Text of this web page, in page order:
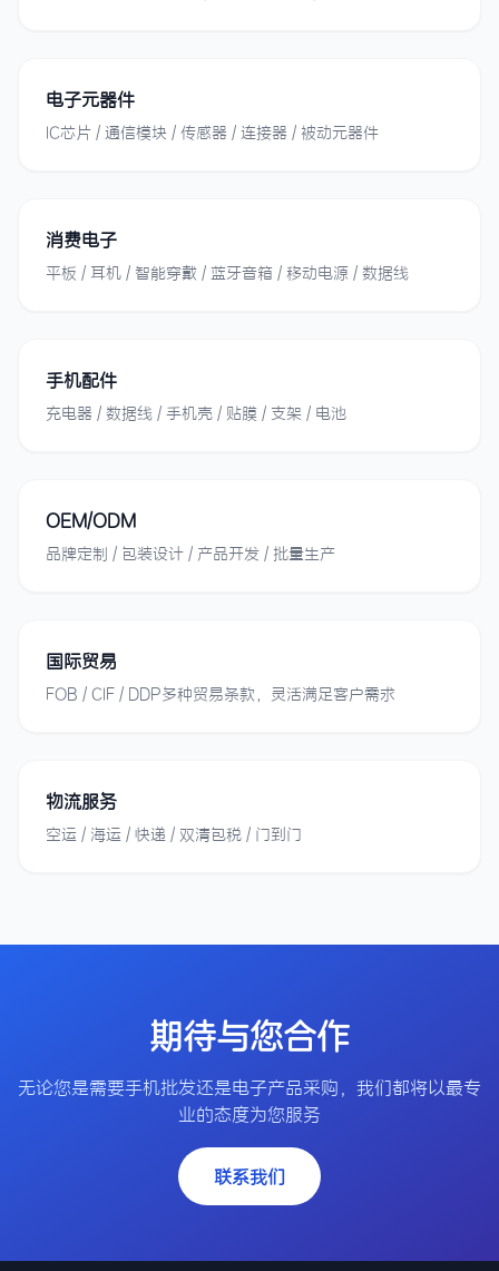
电子元器件
IC芯片 / 通信模块 / 传感器 / 连接器 / 被动元器件
消费电子
平板 / 耳机 / 智能穿戴 / 蓝牙音箱 / 移动电源 / 数据线
手机配件
充电器 / 数据线 / 手机壳 / 贴膜 / 支架 / 电池
OEM/ODM
品牌定制 / 包装设计 / 产品开发 / 批量生产
国际贸易
FOB / CIF / DDP多种贸易条款，灵活满足客户需求
物流服务
空运 / 海运 / 快递 / 双清包税 / 门到门
期待与您合作
无论您是需要手机批发还是电子产品采购，我们都将以最专
业的态度为您服务
联系我们